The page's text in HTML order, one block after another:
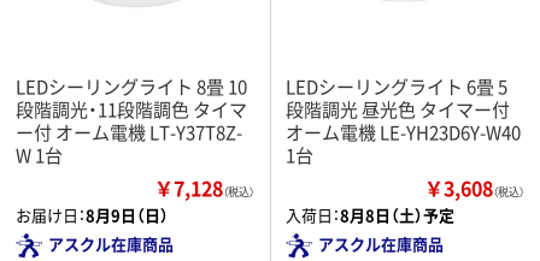
LEDシーリングライト 8畳 10
段階調光・11段階調色 タイマ
ー付 オーム電機 LT-Y37T8Z-
W 1台
￥7,128（税込）
お届け日：8月9日（日）
アスクル在庫商品
LEDシーリングライト 6畳 5
段階調光 昼光色 タイマー付
オーム電機 LE-YH23D6Y-W40
1台
￥3,608（税込）
入荷日：8月8日（土）予定
アスクル在庫商品